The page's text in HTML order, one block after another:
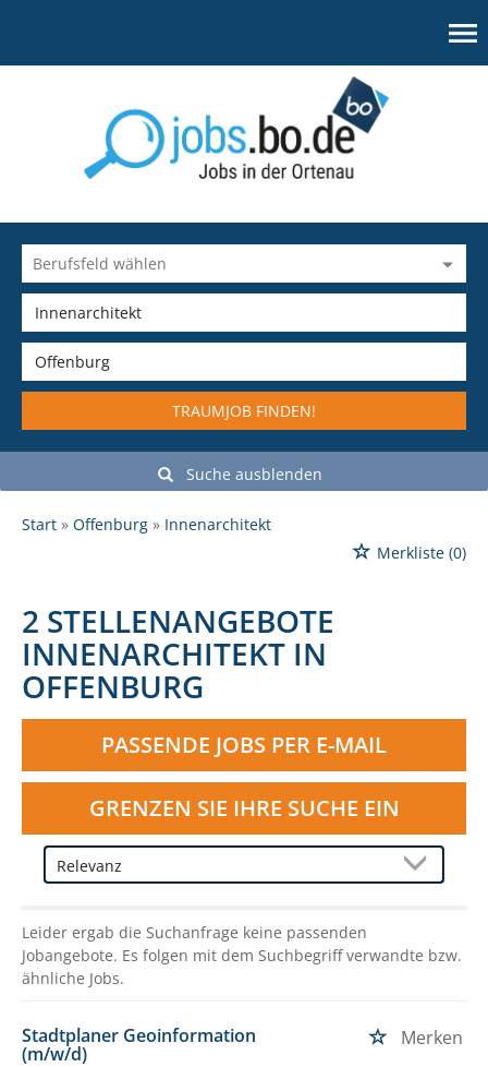
TRAUMJOB FINDEN!
Suche ausblenden
Start Offenburg
Innenarchitekt
Merkliste (0)
2 STELLENANGEBOTE
INNENARCHITEKT IN
OFFENBURG
PASSENDE JOBS PER E-MAIL
GRENZEN SIE IHRE SUCHE EIN
Leider ergab die Suchanfrage keine passenden
Jobangebote. Es folgen mit dem Suchbegriff verwandte bzw.
ähnliche Jobs.
Stadtplaner Geoinformation
(m/w/d)
Merken